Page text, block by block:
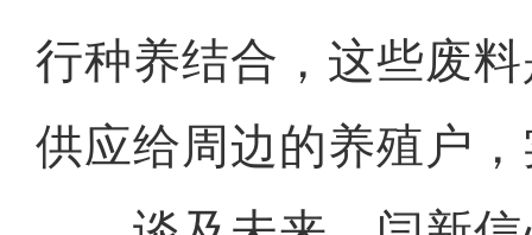
行种养结合，这些废
供应给周边的养殖户